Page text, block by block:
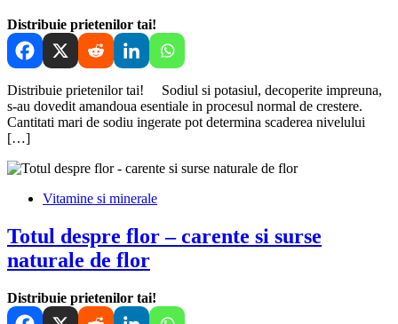
Distribuie prietenilor tai!
Distribuie prietenilor tai! Sodiul si potasiul, decoperite impreuna,
s-au dovedit amandoua esentiale in procesul normal de crestere.
Cantitati mari de sodiu ingerate pot determina scaderea nivelului
[…]
Vitamine si minerale
Totul despre flor – carente si surse
naturale de flor
Distribuie prietenilor tai!